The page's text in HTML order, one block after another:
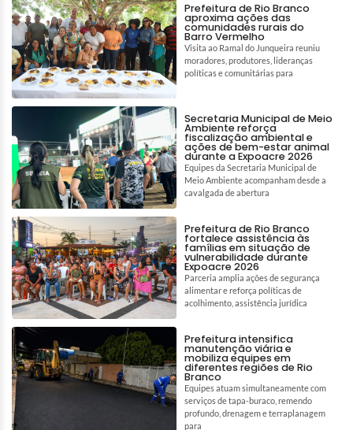
Prefeitura de Rio Branco
aproxima ações das
comunidades rurais do
Barro Vermelho
Visita ao Ramal do Junqueira reuniu
moradores, produtores, lideranças
políticas e comunitárias para
Secretaria Municipal de Meio
Ambiente reforça
fiscalização ambiental e
ações de bem-estar animal
durante a Expoacre 2026
Equipes da Secretaria Municipal de
Meio Ambiente acompanham desde a
cavalgada de abertura
Prefeitura de Rio Branco
fortalece assistência às
famílias em situação de
vulnerabilidade durante
Expoacre 2026
Parceria amplia ações de segurança
alimentar e reforça políticas de
acolhimento, assistência jurídica
Prefeitura intensifica
manutenção viária e
mobiliza equipes em
diferentes regiões de Rio
Branco
Equipes atuam simultaneamente com
serviços de tapa-buraco, remendo
profundo, drenagem e terraplanagem
para